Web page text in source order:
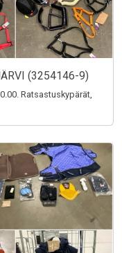
(3254146-9)
Ratsastuskypärät,